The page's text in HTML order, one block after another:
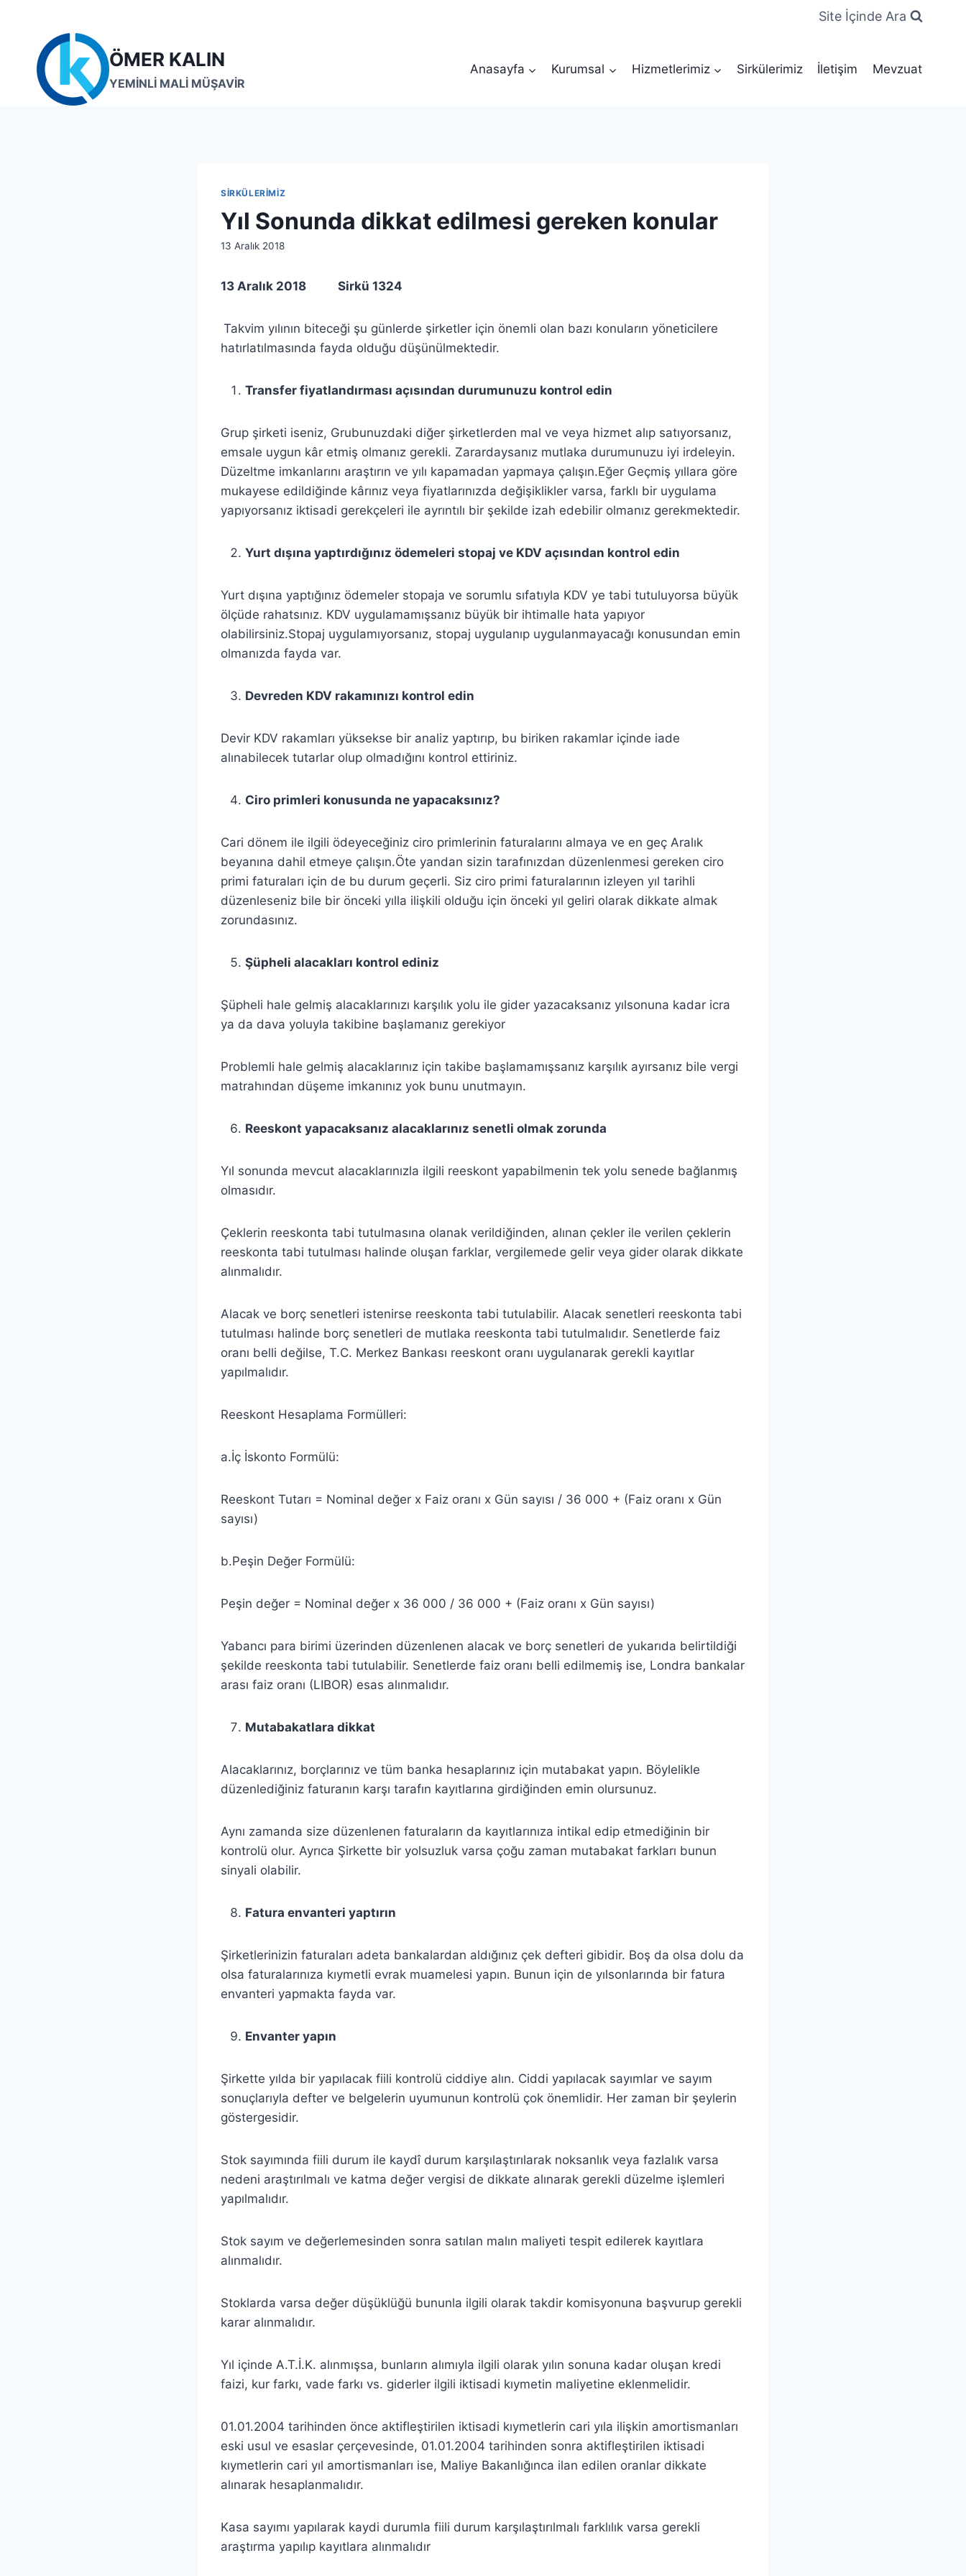
content
Site İçinde Ara
ÖMER KALIN
YEMİNLİ MALİ MÜŞAVİR
Anasayfa Kurumsal Hizmetlerimiz Sirkülerimiz İletişim Mevzuat
SIRKÜLERIMIZ
Yıl Sonunda dikkat edilmesi gereken konular
By
13 Aralık 2018
13 Aralık 2018 Sirkü 1324
Takvim yılının biteceği şu günlerde şirketler için önemli olan bazı konuların yöneticilere
hatırlatılmasında fayda olduğu düşünülmektedir.
Transfer fiyatlandırması açısından durumunuzu kontrol edin
Grup şirketi iseniz, Grubunuzdaki diğer şirketlerden mal ve veya hizmet alıp satıyorsanız,
emsale uygun kâr etmiş olmanız gerekli. Zarardaysanız mutlaka durumunuzu iyi irdeleyin.
Düzeltme imkanlarını araştırın ve yılı kapamadan yapmaya çalışın.Eğer Geçmiş yıllara göre
mukayese edildiğinde kârınız veya fiyatlarınızda değişiklikler varsa, farklı bir uygulama
yapıyorsanız iktisadi gerekçeleri ile ayrıntılı bir şekilde izah edebilir olmanız gerekmektedir.
Yurt dışına yaptırdığınız ödemeleri stopaj ve KDV açısından kontrol edin
Yurt dışına yaptığınız ödemeler stopaja ve sorumlu sıfatıyla KDV ye tabi tutuluyorsa büyük
ölçüde rahatsınız. KDV uygulamamışsanız büyük bir ihtimalle hata yapıyor
olabilirsiniz.Stopaj uygulamıyorsanız, stopaj uygulanıp uygulanmayacağı konusundan emin
olmanızda fayda var.
Devreden KDV rakamınızı kontrol edin
Devir KDV rakamları yüksekse bir analiz yaptırıp, bu biriken rakamlar içinde iade
alınabilecek tutarlar olup olmadığını kontrol ettiriniz.
Ciro primleri konusunda ne yapacaksınız?
Cari dönem ile ilgili ödeyeceğiniz ciro primlerinin faturalarını almaya ve en geç Aralık
beyanına dahil etmeye çalışın.Öte yandan sizin tarafınızdan düzenlenmesi gereken ciro
primi faturaları için de bu durum geçerli. Siz ciro primi faturalarının izleyen yıl tarihli
düzenleseniz bile bir önceki yılla ilişkili olduğu için önceki yıl geliri olarak dikkate almak
zorundasınız.
Şüpheli alacakları kontrol ediniz
Şüpheli hale gelmiş alacaklarınızı karşılık yolu ile gider yazacaksanız yılsonuna kadar icra
ya da dava yoluyla takibine başlamanız gerekiyor
Problemli hale gelmiş alacaklarınız için takibe başlamamışsanız karşılık ayırsanız bile vergi
matrahından düşeme imkanınız yok bunu unutmayın.
Reeskont yapacaksanız alacaklarınız senetli olmak zorunda
Yıl sonunda mevcut alacaklarınızla ilgili reeskont yapabilmenin tek yolu senede bağlanmış
olmasıdır.
Çeklerin reeskonta tabi tutulmasına olanak verildiğinden, alınan çekler ile verilen çeklerin
reeskonta tabi tutulması halinde oluşan farklar, vergilemede gelir veya gider olarak dikkate
alınmalıdır.
Alacak ve borç senetleri istenirse reeskonta tabi tutulabilir. Alacak senetleri reeskonta tabi
tutulması halinde borç senetleri de mutlaka reeskonta tabi tutulmalıdır. Senetlerde faiz
oranı belli değilse, T.C. Merkez Bankası reeskont oranı uygulanarak gerekli kayıtlar
yapılmalıdır.
Reeskont Hesaplama Formülleri:
a.İç İskonto Formülü:
Reeskont Tutarı = Nominal değer x Faiz oranı x Gün sayısı / 36 000 + (Faiz oranı x Gün
sayısı)
b.Peşin Değer Formülü:
Peşin değer = Nominal değer x 36 000 / 36 000 + (Faiz oranı x Gün sayısı)
Yabancı para birimi üzerinden düzenlenen alacak ve borç senetleri de yukarıda belirtildiği
şekilde reeskonta tabi tutulabilir. Senetlerde faiz oranı belli edilmemiş ise, Londra bankalar
arası faiz oranı (LIBOR) esas alınmalıdır.
Mutabakatlara dikkat
Alacaklarınız, borçlarınız ve tüm banka hesaplarınız için mutabakat yapın. Böylelikle
düzenlediğiniz faturanın karşı tarafın kayıtlarına girdiğinden emin olursunuz.
Aynı zamanda size düzenlenen faturaların da kayıtlarınıza intikal edip etmediğinin bir
kontrolü olur. Ayrıca Şirkette bir yolsuzluk varsa çoğu zaman mutabakat farkları bunun
sinyali olabilir.
Fatura envanteri yaptırın
Şirketlerinizin faturaları adeta bankalardan aldığınız çek defteri gibidir. Boş da olsa dolu da
olsa faturalarınıza kıymetli evrak muamelesi yapın. Bunun için de yılsonlarında bir fatura
envanteri yapmakta fayda var.
Envanter yapın
Şirkette yılda bir yapılacak fiili kontrolü ciddiye alın. Ciddi yapılacak sayımlar ve sayım
sonuçlarıyla defter ve belgelerin uyumunun kontrolü çok önemlidir. Her zaman bir şeylerin
göstergesidir.
Stok sayımında fiili durum ile kaydî durum karşılaştırılarak noksanlık veya fazlalık varsa
nedeni araştırılmalı ve katma değer vergisi de dikkate alınarak gerekli düzelme işlemleri
yapılmalıdır.
Stok sayım ve değerlemesinden sonra satılan malın maliyeti tespit edilerek kayıtlara
alınmalıdır.
Stoklarda varsa değer düşüklüğü bununla ilgili olarak takdir komisyonuna başvurup gerekli
karar alınmalıdır.
Yıl içinde A.T.İ.K. alınmışsa, bunların alımıyla ilgili olarak yılın sonuna kadar oluşan kredi
faizi, kur farkı, vade farkı vs. giderler ilgili iktisadi kıymetin maliyetine eklenmelidir.
01.01.2004 tarihinden önce aktifleştirilen iktisadi kıymetlerin cari yıla ilişkin amortismanları
eski usul ve esaslar çerçevesinde, 01.01.2004 tarihinden sonra aktifleştirilen iktisadi
kıymetlerin cari yıl amortismanları ise, Maliye Bakanlığınca ilan edilen oranlar dikkate
alınarak hesaplanmalıdır.
Kasa sayımı yapılarak kaydi durumla fiili durum karşılaştırılmalı farklılık varsa gerekli
araştırma yapılıp kayıtlara alınmalıdır